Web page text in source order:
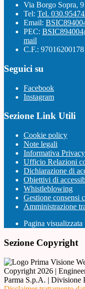
Via Borgo Sopra,
Tel: Tel.
Email:
PEC:
mail
C.F.: 97016200178
Seguici su
Facebook
Instagram
Sezione Link Utili
Cookie policy
Note legali
Informativa Privacy
Ufficio Relazioni
Dichiarazione di
Obiettivi di
Whistleblowing
Gestione consensi
Amministrazione
Pagina visualizzata
Sezione Copyright
Copyright 2026 |
Parma S.p.A. | Divisione